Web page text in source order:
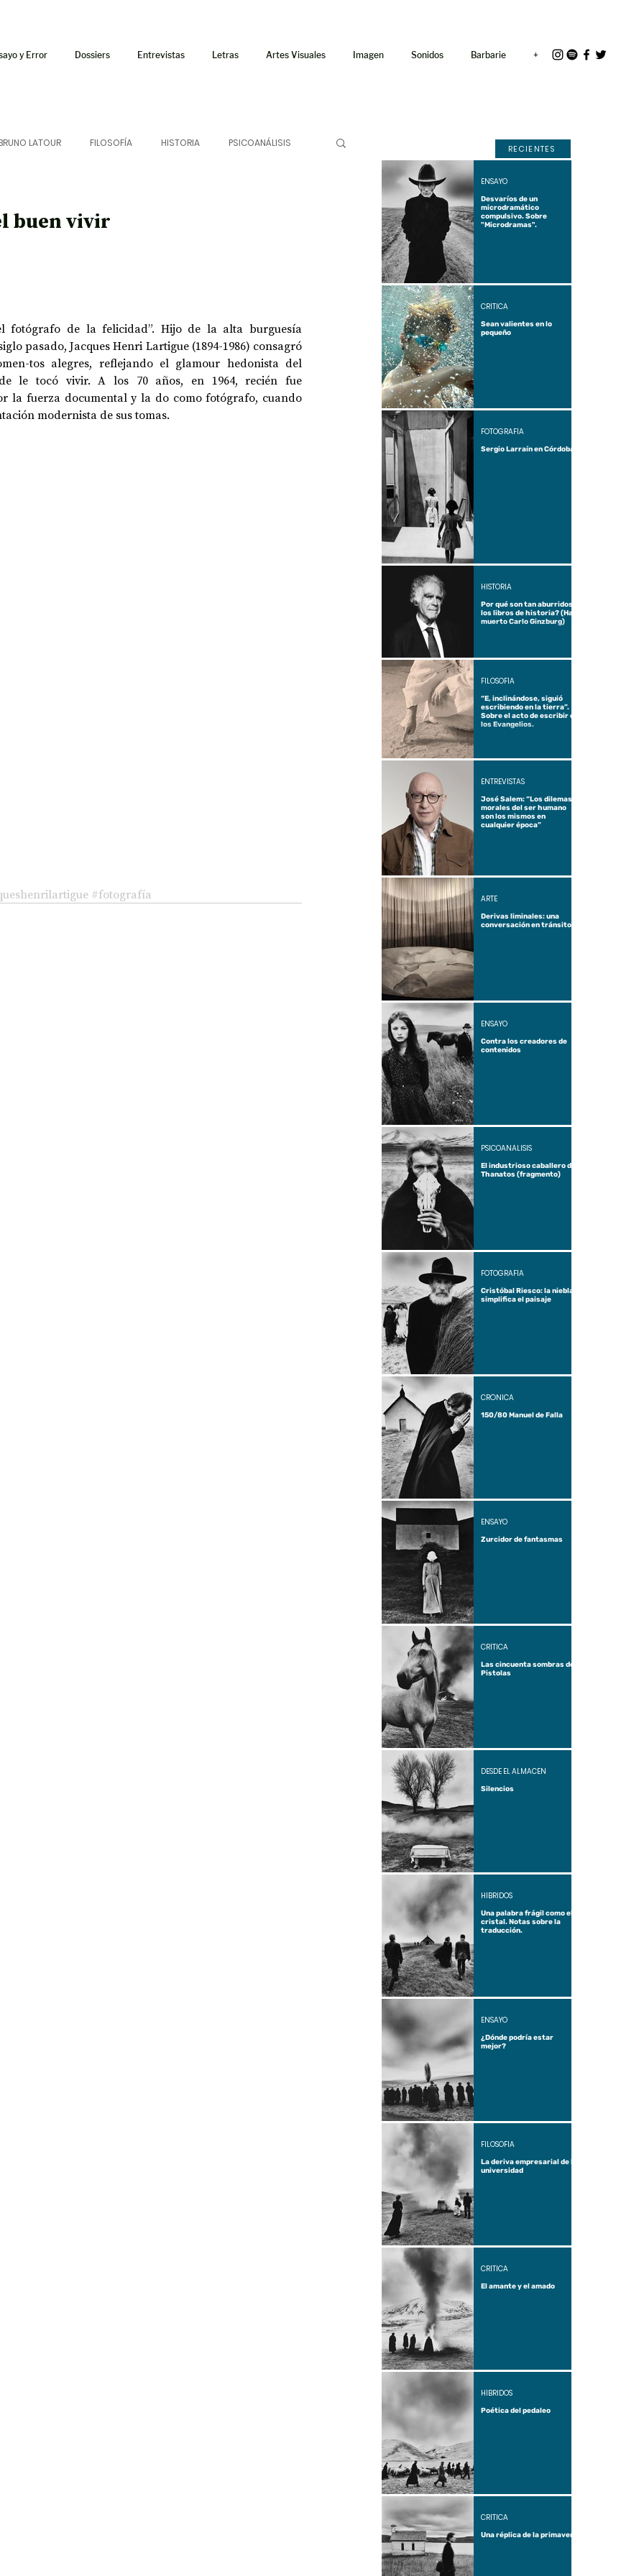
y Error Dossiers Entrevistas Letras Artes Visuales Imagen Sonidos Barbarie +
LATOUR FILOSOFÍA HISTORIA PSICOANÁLISIS
OPINIÓN 50 AÑOS DEL GOLPE
buen vivir
fotógrafo de la felicidad”. Hijo de la alta burguesía
pasado, Jacques Henri Lartigue (1894-1986) consagró
tos alegres, reflejando el glamour hedonista del
le tocó vivir. A los 70 años, en 1964, recién fue
la fuerza documental y la do como fotógrafo, cuando
modernista de sus tomas.
#fotografía
RECIENTES
Desvaríos de un
microdramático
compulsivo. Sobre
"Microdramas".
ENSAYO
Sean valientes en lo
pequeño
CRÍTICA
Sergio Larraín en Córdoba
FOTOGRAFÍA
Por qué son tan aburridos
los libros de historia? (Ha
muerto Carlo Ginzburg)
HISTORIA
“E, inclinándose, siguió
escribiendo en la tierra”.
Sobre el acto de escribir en
los Evangelios.
FILOSOFÍA
José Salem: “Los dilemas
morales del ser humano
son los mismos en
cualquier época”
ENTREVISTAS
Derivas liminales: una
conversación en tránsito
ARTE
Contra los creadores de
contenidos
ENSAYO
El industrioso caballero de
Thanatos (fragmento)
PSICOANÁLISIS
Cristóbal Riesco: la niebla
simplifica el paisaje
FOTOGRAFÍA
150/80 Manuel de Falla
CRÓNICA
Zurcidor de fantasmas
ENSAYO
Las cincuenta sombras de
Pistolas
CRÍTICA
Silencios
DESDE EL ALMACÉN
Una palabra frágil como el
cristal. Notas sobre la
traducción.
HÍBRIDOS
¿Dónde podría estar
mejor?
ENSAYO
La deriva empresarial de la
universidad
FILOSOFÍA
El amante y el amado
CRÍTICA
Poética del pedaleo
HÍBRIDOS
Una réplica de la primavera
CRÍTICA